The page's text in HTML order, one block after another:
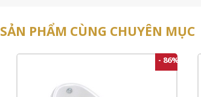
SẢN PHẨM CÙNG CHUYÊN MỤC
- 86%